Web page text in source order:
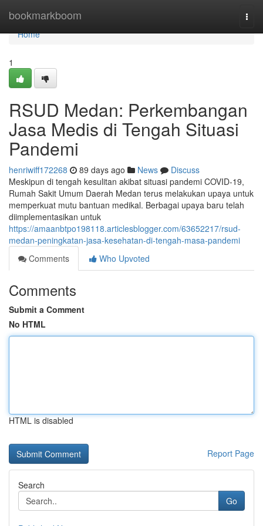
bookmarkboom
Home
Home
1
RSUD Medan: Perkembangan
Jasa Medis di Tengah Situasi
Pandemi
henriwiff172268 89 days ago News
Discuss
Meskipun di tengah kesulitan akibat situasi pandemi COVID-19,
Rumah Sakit Umum Daerah Medan terus melakukan upaya untuk
memperkuat mutu bantuan medikal. Berbagai upaya baru telah
diimplementasikan untuk
https://amaanbtpo198118.articlesblogger.com/63652217/rsud-
medan-peningkatan-jasa-kesehatan-di-tengah-masa-pandemi
Comments
Who Upvoted
Comments
Submit a Comment
No HTML
HTML is disabled
Report Page
Search
Go